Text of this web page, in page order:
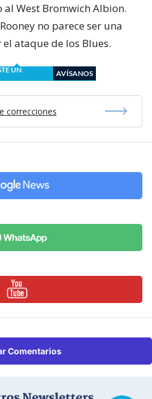
West Bromwich Albion.
no parece ser una
ataque de los Blues.
UN
AVÍSANOS
correcciones
Comentarios